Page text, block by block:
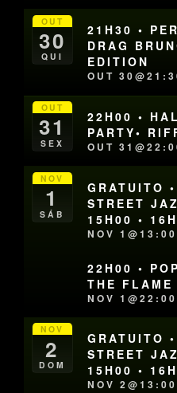
OUT
30
QUI
21H30 •
DRAG
EDITION
OUT
OUT
31
SEX
22H00 •
PARTY•
OUT
NOV
1
SÁB
GRATUITO
STREET
15H00 •
NOV
22H00 •
THE FLAME
NOV 1@22:00
NOV
2
DOM
GRATUITO
STREET
15H00 •
NOV